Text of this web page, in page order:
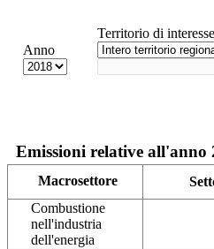
Anno
Territorio di interesse
Emissioni relative
Macrosettore
Combustione
nell'industria
dell'energia